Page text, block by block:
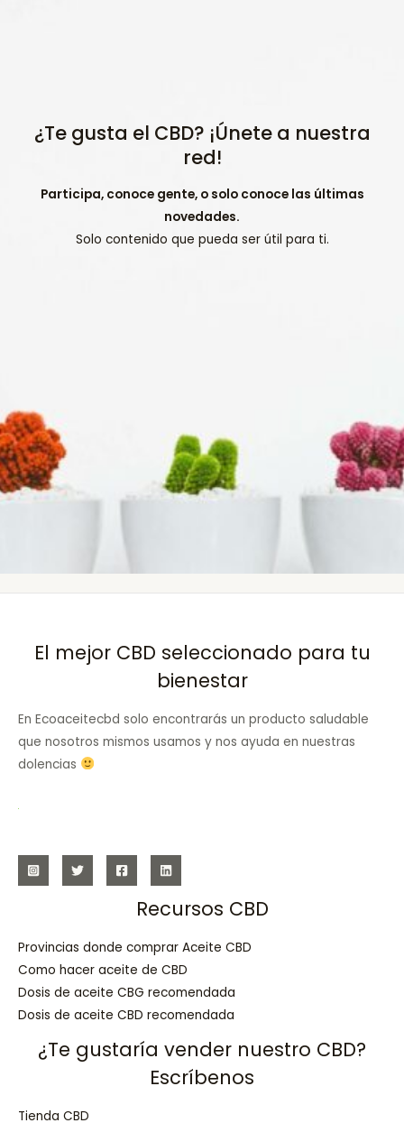
¿Te gusta el CBD? ¡Únete a nuestra
red!
Participa, conoce gente, o solo conoce las últimas
novedades.
Solo contenido que pueda ser útil para ti.
El mejor CBD seleccionado para tu
bienestar
En Ecoaceitecbd solo encontrarás un producto saludable
que nosotros mismos usamos y nos ayuda en nuestras
dolencias
Recursos CBD
Provincias donde comprar Aceite CBD
Como hacer aceite de CBD
Dosis de aceite CBG recomendada
Dosis de aceite CBD recomendada
¿Te gustaría vender nuestro CBD?
Escríbenos
Tienda CBD